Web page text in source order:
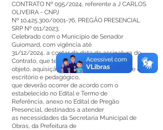
CONTRATO Nº 095/2024, referente a J CARLOS
OLIVEIRA - CNPJ
Nº 10.425.300/0001-76, PREGÃO PRESENCIAL
SRP Nº 011/2023,
Celebrado com o Município de Senador
Guiomard, com vigência até
31/12/2024, a contar da data da assinatura do
Contrato, que tem por
objeto, aquisição de material de expediente de
escritório e pedagógico,
que deverão ocorrer de acordo com o
estabelecido no Edital e Termo de
Referência, anexo no Edital de Pregão
Presencial, destinados a atender
as necessidades da Secretaria Municipal de
Obras, da Prefeitura de